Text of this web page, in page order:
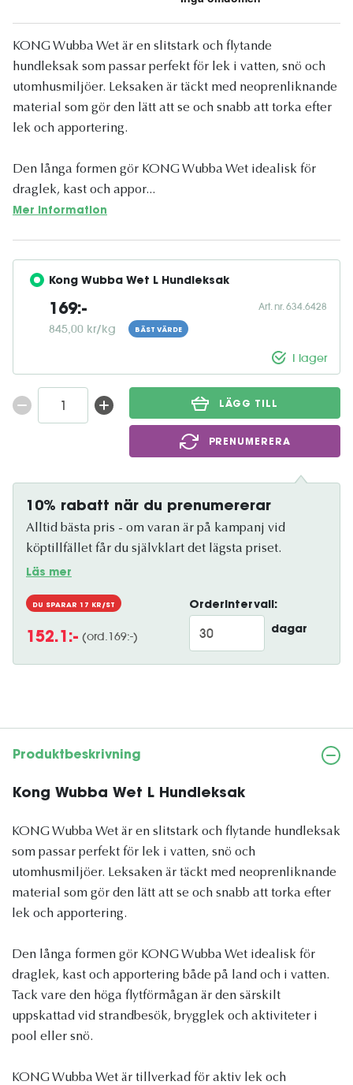
KONG Wubba Wet är en slitstark och flytande
hundleksak som passar perfekt för lek i vatten, snö och
utomhusmiljöer. Leksaken är täckt med neoprenliknande
material som gör den lätt att se och snabb att torka efter
lek och apportering.
Den långa formen gör KONG Wubba Wet idealisk för
draglek, kast och appor...
Mer information
Kong Wubba Wet L Hundleksak
169:-
845,00 kr/kg BÄST VÄRDE
Art. nr. 634.6428
I lager
LÄGG TILL
PRENUMERERA
10% rabatt när du prenumererar
Alltid bästa pris - om varan är på kampanj vid
köptillfället får du självklart det lägsta priset.
Läs mer
DU SPARAR 17 KR/ST
152.1 :- (ord.169:-)
Orderintervall:
dagar
Produktbeskrivning
Kong Wubba Wet L Hundleksak
KONG Wubba Wet är en slitstark och flytande hundleksak
som passar perfekt för lek i vatten, snö och
utomhusmiljöer. Leksaken är täckt med neoprenliknande
material som gör den lätt att se och snabb att torka efter
lek och apportering.
Den långa formen gör KONG Wubba Wet idealisk för
draglek, kast och apportering både på land och i vatten.
Tack vare den höga flytförmågan är den särskilt
uppskattad vid strandbesök, brygglek och aktiviteter i
pool eller snö.
KONG Wubba Wet är tillverkad för aktiv lek och